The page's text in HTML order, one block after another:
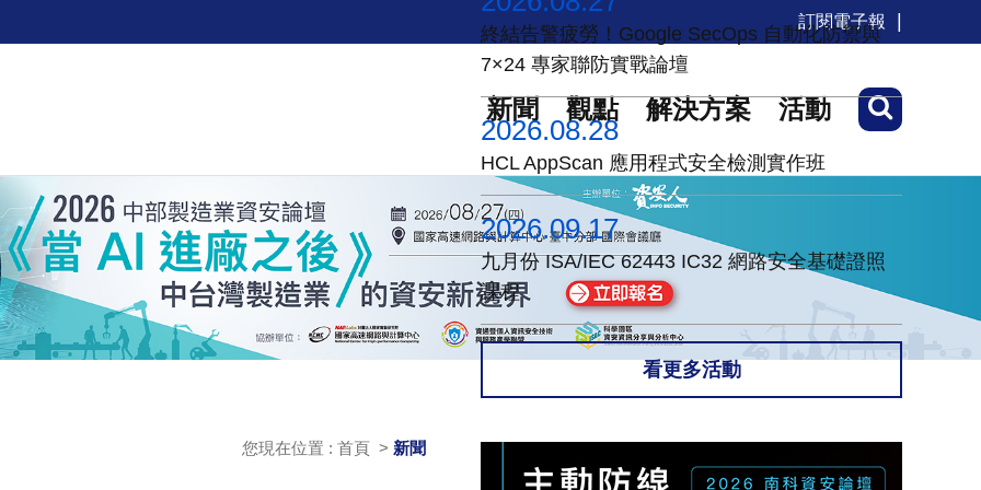
訂閱電子報
新聞 觀點 解決方案 活動
您現在位置 : 首頁 > 新聞
終結告警疲勞！Google SecOps 自動化防禦與
7×24 專家聯防實戰論壇
2026.08.28
HCL AppScan 應用程式安全檢測實作班
2026.09.17
九月份 ISA/IEC 62443 IC32 網路安全基礎證照
課程
看更多活動